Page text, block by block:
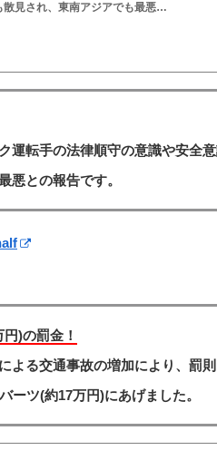
散見され、東南アジアでも最悪…
運転手の法律順守の意識や安全
悪との報告です。
)の罰金！
る交通事故の増加により、罰則
ーツ(約17万円)にあげました。